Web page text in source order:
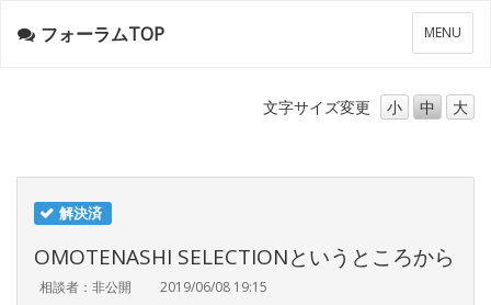
メ
ニ
ー
MENU
フォーラムTOP
文字サイズ変更 小 中 大
解決済
OMOTENASHI SELECTIONというところから
相談者：非公開 2019/06/08 19:15